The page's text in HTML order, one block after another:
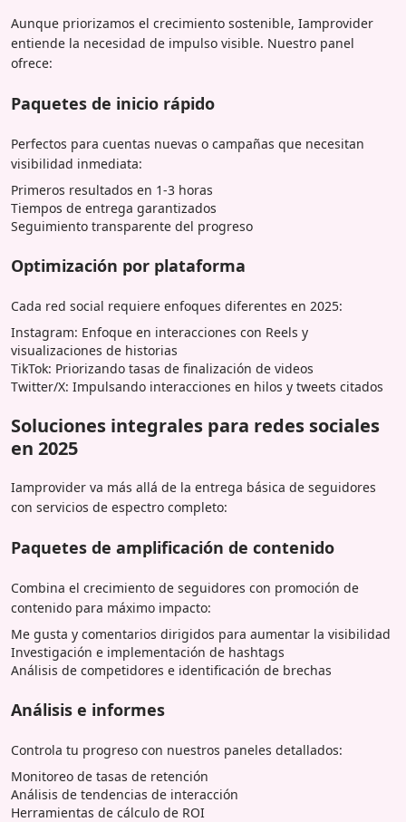
Aunque priorizamos el crecimiento sostenible, Iamprovider
entiende la necesidad de impulso visible. Nuestro panel
ofrece:
Paquetes de inicio rápido
Perfectos para cuentas nuevas o campañas que necesitan
visibilidad inmediata:
Primeros resultados en 1-3 horas
Tiempos de entrega garantizados
Seguimiento transparente del progreso
Optimización por plataforma
Cada red social requiere enfoques diferentes en 2025:
Instagram: Enfoque en interacciones con Reels y
visualizaciones de historias
TikTok: Priorizando tasas de finalización de videos
Twitter/X: Impulsando interacciones en hilos y tweets citados
Soluciones integrales para redes sociales
en 2025
Iamprovider va más allá de la entrega básica de seguidores
con servicios de espectro completo:
Paquetes de amplificación de contenido
Combina el crecimiento de seguidores con promoción de
contenido para máximo impacto:
Me gusta y comentarios dirigidos para aumentar la visibilidad
Investigación e implementación de hashtags
Análisis de competidores e identificación de brechas
Análisis e informes
Controla tu progreso con nuestros paneles detallados:
Monitoreo de tasas de retención
Análisis de tendencias de interacción
Herramientas de cálculo de ROI